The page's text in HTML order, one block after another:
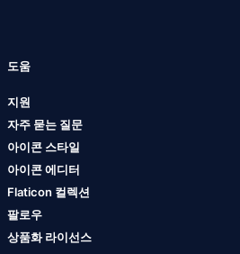
도움
지원
자주 묻는 질문
아이콘 스타일
아이콘 에디터
Flaticon 컬렉션
팔로우
상품화 라이선스